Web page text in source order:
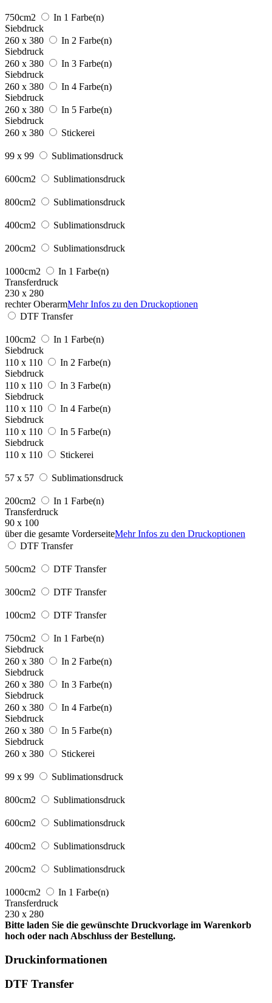
750cm2
In 1 Farbe(n)
Siebdruck
260 x 380
In 2 Farbe(n)
Siebdruck
260 x 380
In 3 Farbe(n)
Siebdruck
260 x 380
In 4 Farbe(n)
Siebdruck
260 x 380
In 5 Farbe(n)
Siebdruck
260 x 380
Stickerei
99 x 99 Sublimationsdruck
600cm2 Sublimationsdruck
800cm2 Sublimationsdruck
400cm2 Sublimationsdruck
200cm2 Sublimationsdruck
1000cm2
In 1 Farbe(n)
Transferdruck
230 x 280
rechter OberarmMehr Infos zu den Druckoptionen
DTF Transfer
100cm2
In 1 Farbe(n)
Siebdruck
110 x 110
In 2 Farbe(n)
Siebdruck
110 x 110
In 3 Farbe(n)
Siebdruck
110 x 110
In 4 Farbe(n)
Siebdruck
110 x 110
In 5 Farbe(n)
Siebdruck
110 x 110
Stickerei
57 x 57 Sublimationsdruck
200cm2
In 1 Farbe(n)
Transferdruck
90 x 100
über die gesamte VorderseiteMehr Infos zu den Druckoptionen
DTF Transfer
500cm2 DTF Transfer
300cm2 DTF Transfer
100cm2 DTF Transfer
750cm2
In 1 Farbe(n)
Siebdruck
260 x 380
In 2 Farbe(n)
Siebdruck
260 x 380
In 3 Farbe(n)
Siebdruck
260 x 380
In 4 Farbe(n)
Siebdruck
260 x 380
In 5 Farbe(n)
Siebdruck
260 x 380
Stickerei
99 x 99 Sublimationsdruck
800cm2 Sublimationsdruck
600cm2 Sublimationsdruck
400cm2 Sublimationsdruck
200cm2 Sublimationsdruck
1000cm2
In 1 Farbe(n)
Transferdruck
230 x 280
Bitte laden Sie die gewünschte Druckvorlage im Warenkorb
hoch oder nach Abschluss der Bestellung.
Druckinformationen
DTF Transfer